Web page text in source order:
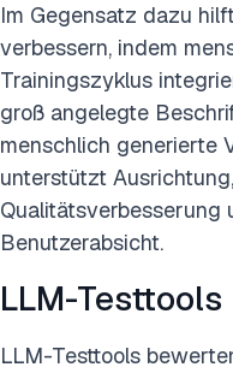
Im Gegensatz dazu
verbessern, indem
Trainingszyklus
groß angelegte
menschlich generierte
unterstützt
Qualitätsverbesserung
Benutzerabsicht.
LLM-Testtools
LLM-Testtools